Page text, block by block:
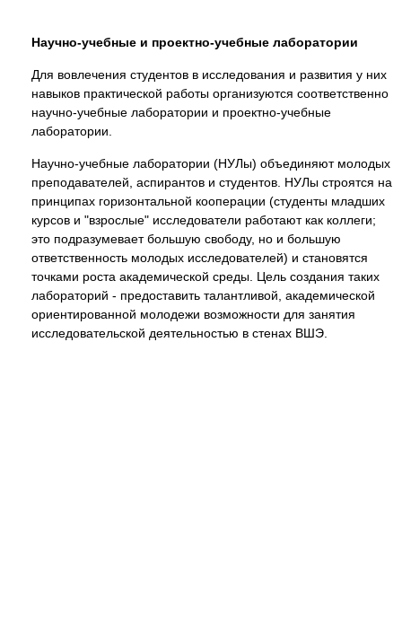
Научно-учебные и проектно-учебные лаборатории
Для вовлечения студентов в исследования и развития у них
навыков практической работы организуются соответственно
научно-учебные лаборатории и проектно-учебные
лаборатории.
Научно-учебные лаборатории (НУЛы) объединяют молодых
преподавателей, аспирантов и студентов. НУЛы строятся на
принципах горизонтальной кооперации (студенты младших
курсов и "взрослые" исследователи работают как коллеги;
это подразумевает большую свободу, но и большую
ответственность молодых исследователей) и становятся
точками роста академической среды. Цель создания таких
лабораторий - предоставить талантливой, академической
ориентированной молодежи возможности для занятия
исследовательской деятельностью в стенах ВШЭ.